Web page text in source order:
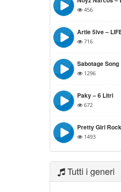
456
Artie 5ive –
716
Sabotage Song
1296
Paky – 6 Litri
672
Pretty Girl Rock
1493
Tutti i generi